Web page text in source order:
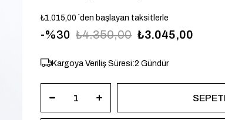
₺1.015,00 `den başlayan taksitlerle
30 ₺4.350,00 ₺3.045,00
Kargoya Veriliş Süresi:2 Gündür